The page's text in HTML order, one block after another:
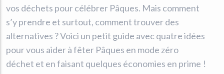
vos déchets pour célébrer Pâques. Mais comment
s’y prendre et surtout, comment trouver des
alternatives ? Voici un petit guide avec quatre idées
pour vous aider à fêter Pâques en mode zéro
déchet et en faisant quelques économies en prime !